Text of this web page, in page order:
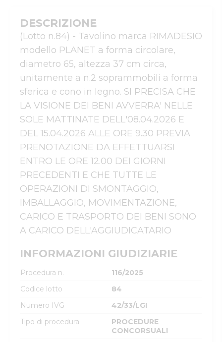
DESCRIZIONE
(Lotto n.84) - Tavolino marca RIMADESIO
modello PLANET a forma circolare,
diametro 65, altezza 37 cm circa,
unitamente a n.2 soprammobili a forma
sferica e cono in legno. SI PRECISA CHE
LA VISIONE DEI BENI AVVERRA' NELLE
SOLE MATTINATE DELL'08.04.2026 E
DEL 15.04.2026 ALLE ORE 9.30 PREVIA
PRENOTAZIONE DA EFFETTUARSI
ENTRO LE ORE 12.00 DEI GIORNI
PRECEDENTI E CHE TUTTE LE
OPERAZIONI DI SMONTAGGIO,
IMBALLAGGIO, MOVIMENTAZIONE,
CARICO E TRASPORTO DEI BENI SONO
A CARICO DELL'AGGIUDICATARIO
INFORMAZIONI GIUDIZIARIE
Procedura n.
116/2025
Codice lotto
84
Numero IVG
42/33/LGI
Tipo di procedura
PROCEDURE
CONCORSUALI